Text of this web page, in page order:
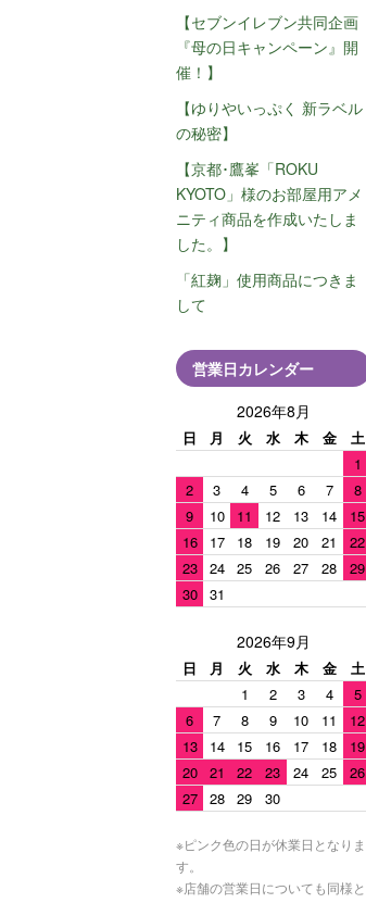
【セブンイレブン共同企画
『母の日キャンペーン』開
催！】
【ゆりやいっぷく 新ラベル
の秘密】
【京都･鷹峯「ROKU
KYOTO」様のお部屋用アメ
ニティ商品を作成いたしま
した。】
「紅麹」使用商品につきま
して
営業日カレンダー
2026年8月
日 月 火 水 木 金
土
1
2
3 4 5 6 7
8
9
10 11 12 13 14
15
16
17 18 19 20 21
22
23
24 25 26 27 28
29
30
31
2026年9月
日 月 火 水 木 金
土
1
2 3 4
5
6
7 8 9 10 11
12
13
14 15 16 17 18
19
20
21 22 23 24 25
26
27
28 29 30
※ピンク色の日が休業日となりま
す。
※店舗の営業日についても同様と